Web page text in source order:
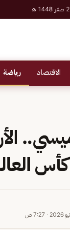
الاقتصاد رياضة
· 7:27 ص